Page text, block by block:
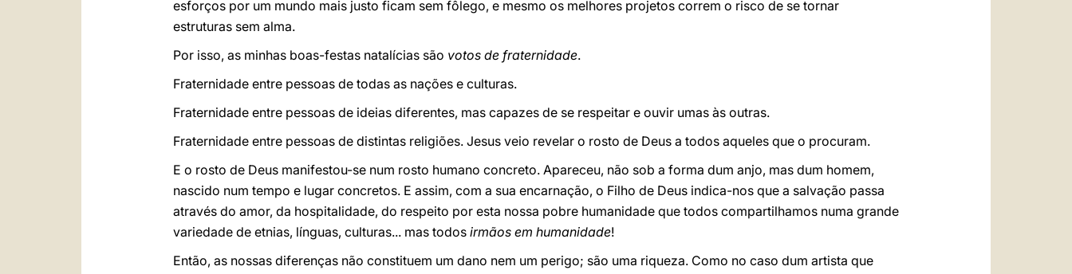
esforços por um mundo mais justo ficam sem fôlego, e mesmo os melhores projetos correm o risco de se tornar
estruturas sem alma.
Por isso, as minhas boas-festas natalícias são votos de fraternidade.
Fraternidade entre pessoas de todas as nações e culturas.
Fraternidade entre pessoas de ideias diferentes, mas capazes de se respeitar e ouvir umas às outras.
Fraternidade entre pessoas de distintas religiões. Jesus veio revelar o rosto de Deus a todos aqueles que o procuram.
E o rosto de Deus manifestou-se num rosto humano concreto. Apareceu, não sob a forma dum anjo, mas dum homem,
nascido num tempo e lugar concretos. E assim, com a sua encarnação, o Filho de Deus indica-nos que a salvação passa
através do amor, da hospitalidade, do respeito por esta nossa pobre humanidade que todos compartilhamos numa grande
variedade de etnias, línguas, culturas... mas todos irmãos em humanidade!
Então, as nossas diferenças não constituem um dano nem um perigo; são uma riqueza. Como no caso dum artista que